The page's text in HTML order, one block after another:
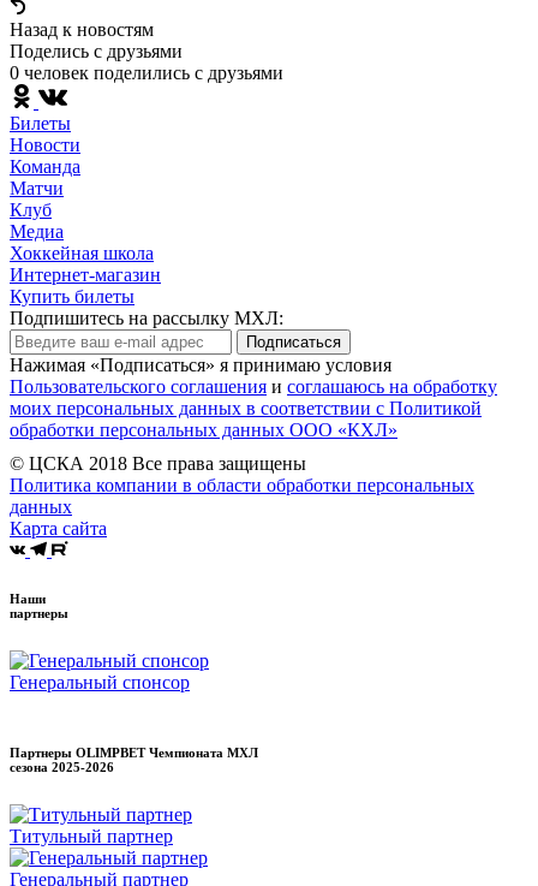
Назад к новостям
Поделись c друзьями
0 человек поделились c друзьями
Билеты
Новости
Команда
Матчи
Клуб
Медиа
Хоккейная школа
Интернет-магазин
Купить билеты
Подпишитесь на рассылку МХЛ:
Подписаться
Нажимая «Подписаться» я принимаю условия
Пользовательского соглашения и соглашаюсь на обработку
моих персональных данных в соответствии с Политикой
обработки персональных данных ООО «КХЛ»
© ЦСКА 2018 Все права защищены
Политика компании в области обработки персональных
данных
Карта сайта
Наши
партнеры
Генеральный спонсор
Партнеры OLIMPBET Чемпионата МХЛ
сезона 2025-2026
Титульный партнер
Генеральный партнер